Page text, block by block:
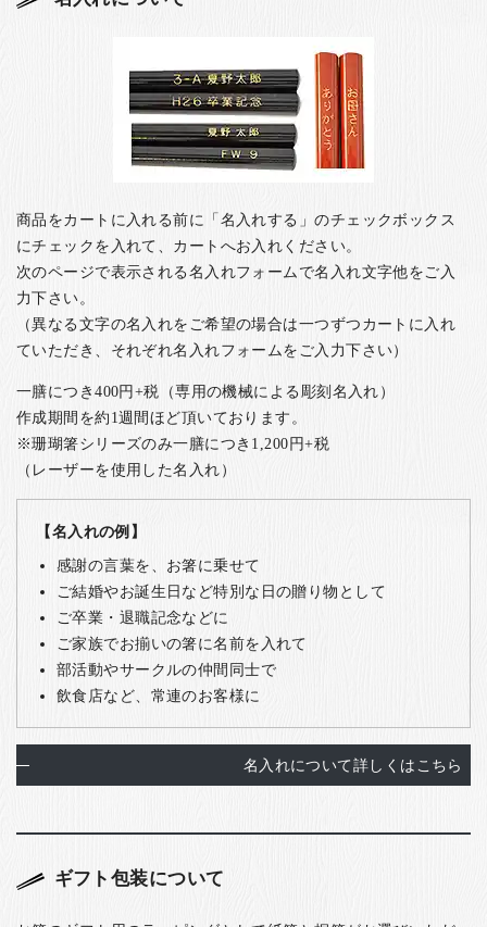
商品をカートに入れる前に「名入れする」のチェックボックス
にチェックを入れて、カートへお入れください。
次のページで表示される名入れフォームで名入れ文字他をご入
力下さい。
（異なる文字の名入れをご希望の場合は一つずつカートに入れ
ていただき、それぞれ名入れフォームをご入力下さい）
一膳につき400円+税（専用の機械による彫刻名入れ）
作成期間を約1週間ほど頂いております。
※珊瑚箸シリーズのみ一膳につき1,200円+税
（レーザーを使用した名入れ）
【名入れの例】
感謝の言葉を、お箸に乗せて
ご結婚やお誕生日など特別な日の贈り物として
ご卒業・退職記念などに
ご家族でお揃いの箸に名前を入れて
部活動やサークルの仲間同士で
飲食店など、常連のお客様に
名入れについて詳しくはこちら
ギフト包装について